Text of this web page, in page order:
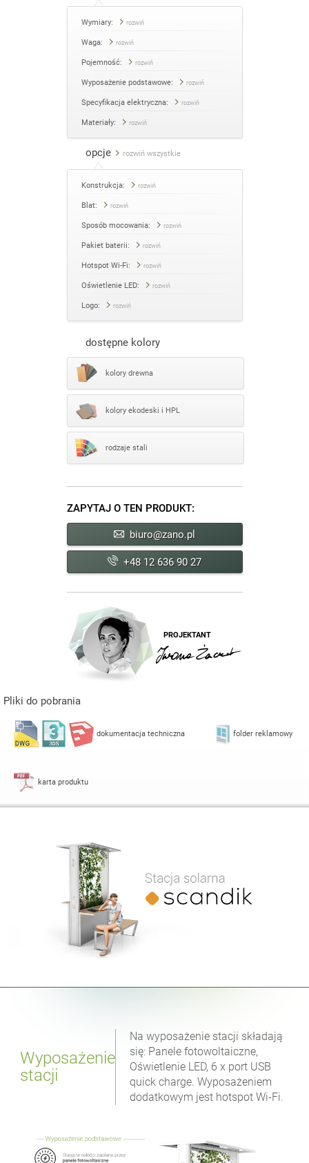
Wymiary: rozwiń
Waga: rozwiń
Pojemność: rozwiń
Wyposażenie podstawowe: rozwiń
Specyfikacja elektryczna: rozwiń
Materiały: rozwiń
opcje rozwiń wszystkie
Konstrukcja: rozwiń
Blat: rozwiń
Sposób mocowania: rozwiń
Pakiet baterii: rozwiń
Hotspot Wi-Fi: rozwiń
Oświetlenie LED: rozwiń
Logo: rozwiń
dostępne kolory
kolory drewna
kolory ekodeski i HPL
rodzaje stali
ZAPYTAJ O TEN PRODUKT:
biuro@zano.pl
+48 12 636 90 27
PROJEKTANT
Pliki do pobrania
dokumentacja techniczna folder reklamowy
karta produktu
Wyposażenie
stacji
Na wyposażenie stacji składają
się: Panele fotowoltaiczne,
Oświetlenie LED, 6 x port USB
quick charge. Wyposażeniem
dodatkowym jest hotspot Wi-Fi.